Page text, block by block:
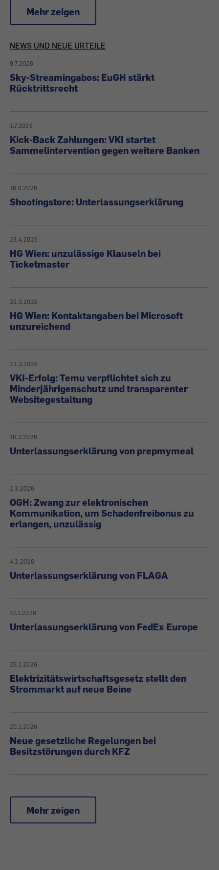
Mehr zeigen
Artikel
zu
News
Urteilen
NEWS UND NEUE URTEILE
9.7.2026
Sky-Streamingabos: EuGH stärkt
Rücktrittsrecht
1.7.2026
Kick-Back Zahlungen: VKI startet
Sammelintervention gegen weitere Banken
16.6.2026
Shootingstore: Unterlassungserklärung
23.4.2026
HG Wien: unzulässige Klauseln bei
Ticketmaster
25.3.2026
HG Wien: Kontaktangaben bei Microsoft
unzureichend
23.3.2026
VKI-Erfolg: Temu verpflichtet sich zu
Minderjährigenschutz und transparenter
Websitegestaltung
18.3.2026
Unterlassungserklärung von prepmymeal
2.3.2026
OGH: Zwang zur elektronischen
Kommunikation, um Schadenfreibonus zu
erlangen, unzulässig
4.2.2026
Unterlassungserklärung von FLAGA
27.1.2026
Unterlassungserklärung von FedEx Europe
26.1.2026
Elektrizitätswirtschaftsgesetz stellt den
Strommarkt auf neue Beine
20.1.2026
Neue gesetzliche Regelungen bei
Besitzstörungen durch KFZ
Mehr zeigen